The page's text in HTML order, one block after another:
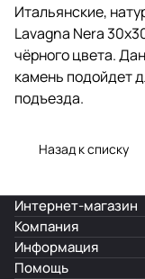
Итальянские,
Lavagna Nera
чёрного цвета.
камень подойдет
подъезда.
Назад к списку
Интернет-магазин
Компания
Информация
Помощь